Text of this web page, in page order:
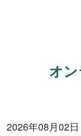
Dr.RV岐
オ
2026年08月02日